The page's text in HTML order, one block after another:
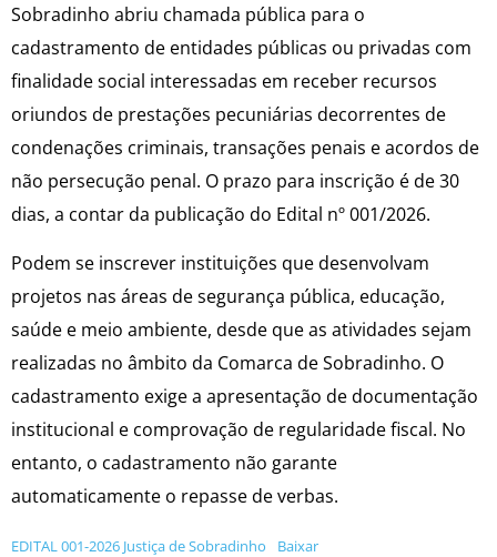
Sobradinho abriu chamada pública para o
cadastramento de entidades públicas ou privadas com
finalidade social interessadas em receber recursos
oriundos de prestações pecuniárias decorrentes de
condenações criminais, transações penais e acordos de
não persecução penal. O prazo para inscrição é de 30
dias, a contar da publicação do Edital nº 001/2026.
Podem se inscrever instituições que desenvolvam
projetos nas áreas de segurança pública, educação,
saúde e meio ambiente, desde que as atividades sejam
realizadas no âmbito da Comarca de Sobradinho. O
cadastramento exige a apresentação de documentação
institucional e comprovação de regularidade fiscal. No
entanto, o cadastramento não garante
automaticamente o repasse de verbas.
EDITAL 001-2026 Justiça de Sobradinho Baixar